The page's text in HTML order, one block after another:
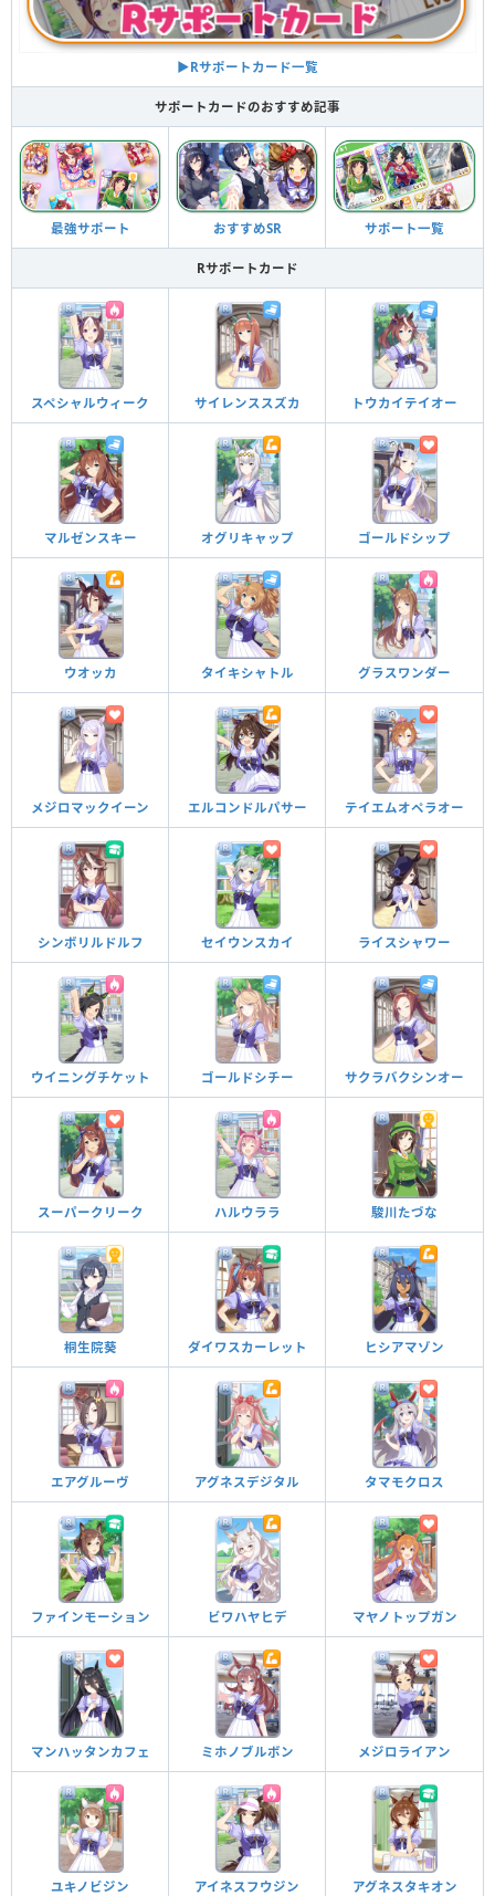
▶︎Rサポートカード一覧
サポートカードのおすすめ記事
最強サポート おすすめSR サポート一覧
Rサポートカード
スペシャルウィーク サイレンススズカ トウカイテイオー
マルゼンスキー オグリキャップ ゴールドシップ
ウオッカ タイキシャトル グラスワンダー
メジロマックイーン エルコンドルパサー テイエムオペラオー
シンボリルドルフ セイウンスカイ ライスシャワー
ウイニングチケット ゴールドシチー サクラバクシンオー
スーパークリーク ハルウララ 駿川たづな
桐生院葵 ダイワスカーレット ヒシアマゾン
エアグルーヴ アグネスデジタル タマモクロス
ファインモーション ビワハヤヒデ マヤノトップガン
マンハッタンカフェ ミホノブルボン メジロライアン
ユキノビジン アイネスフウジン アグネスタキオン